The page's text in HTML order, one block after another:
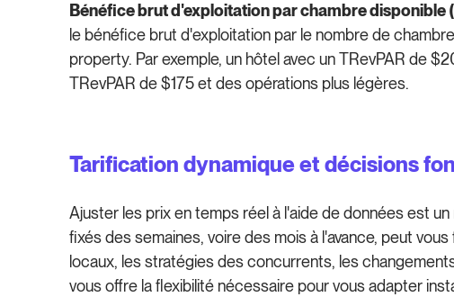
Bénéfice brut d'exploitation par chambre disponible
le bénéfice brut d'exploitation par le nombre de
property. Par exemple, un hôtel avec un TRevPAR de
TRevPAR de $175 et des opérations plus légères.
Tarification dynamique et décisions
Ajuster les prix en temps réel à l'aide de données est
fixés des semaines, voire des mois à l'avance, peut
locaux, les stratégies des concurrents, les
vous offre la flexibilité nécessaire pour vous adapter